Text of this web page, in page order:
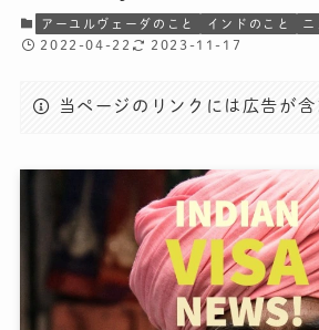
アーユルヴェーダのこと インドのこと ニ
2022-04-22 2023-11-17
当ページのリンクには広告が含